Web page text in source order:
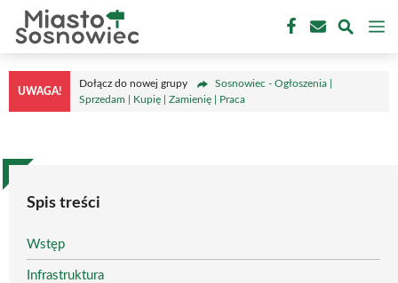
Przejdź
treści
UWAGA!
Dołącz do nowej grupy
Sosnowiec - Ogłoszenia |
Sprzedam | Kupię | Zamienię | Praca
Spis treści
Wstęp
Infrastruktura